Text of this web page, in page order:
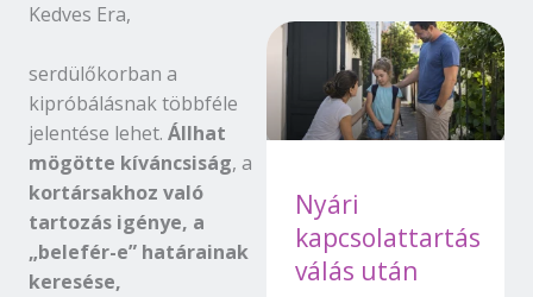
Kedves Era,
serdülőkorban a
kipróbálásnak többféle
jelentése lehet. Állhat
mögötte kíváncsiság, a
kortársakhoz való
tartozás igénye, a
„belefér-e” határainak
keresése,
Nyári
kapcsolattartás
válás után